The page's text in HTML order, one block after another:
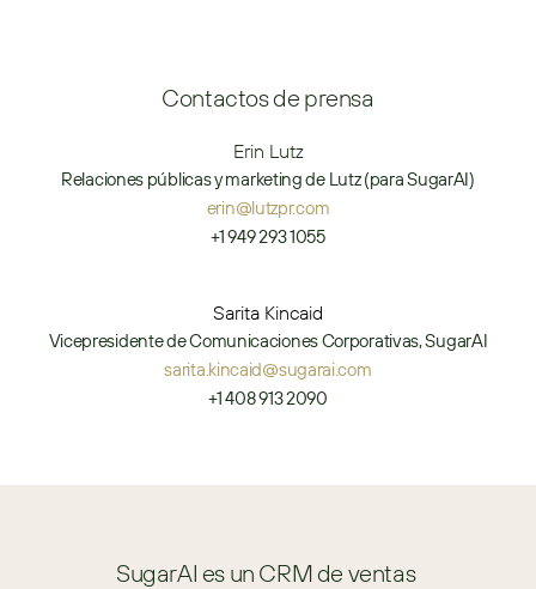
Contactos de prensa
Erin Lutz
Relaciones públicas y marketing de Lutz (para SugarAI)
erin@lutzpr.com
+1 949 293 1055
Sarita Kincaid
Vicepresidente de Comunicaciones Corporativas, SugarAI
sarita.kincaid@sugarai.com
+1 408 913 2090
SugarAI es un CRM de ventas